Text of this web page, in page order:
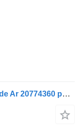
Renault FM11 / DXI11 Compressor de Ar 20774360 pneumatski kompresor za Renault kamiona